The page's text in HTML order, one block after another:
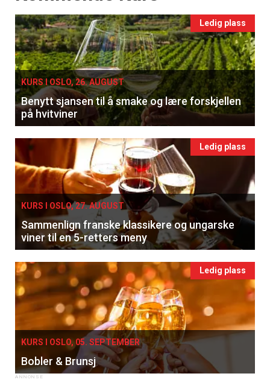
Ledig plass
KURS I OSLO, 26. AUGUST
Benytt sjansen til å smake og lære forskjellen
på hvitviner
Ledig plass
KURS I OSLO, 27. AUGUST
Sammenlign franske klassikere og ungarske
viner til en 5-retters meny
Ledig plass
KURS I OSLO, 05. SEPTEMBER
Bobler & Brunsj